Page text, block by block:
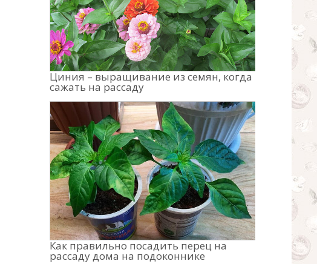
Циния – выращивание из семян, когда
сажать на рассаду
Как правильно посадить перец на
рассаду дома на подоконнике